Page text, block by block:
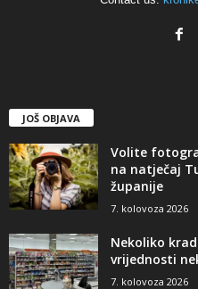
JOŠ OBJAVA
Volite
na natječaj
županije
7. kolovoza 2026
Nekoliko
vrijednosti
7. kolovoza 2026